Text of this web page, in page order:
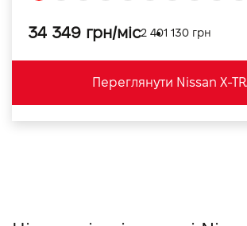
34 349 грн/міс2 401 130 грн
Переглянути Nissan X-